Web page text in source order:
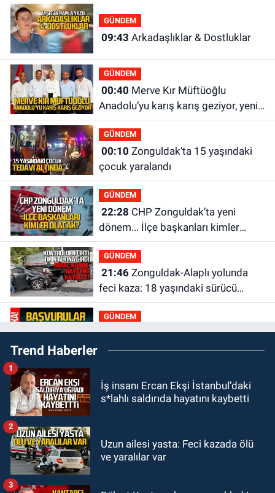
GÜNDEM
09:43 Arkadaşlıklar & Dostluklar
GÜNDEM
00:40
Anadolu’yu karış karış geziyor, yeni
yapılanmaları şekillendiriyor
GÜNDEM
00:10
çocuk yaralandı
GÜNDEM
22:28
dönem... İlçe başkanları kimler
olacak?
GÜNDEM
21:46Zonguldak-Alaplı yolunda
feci kaza: 18 yaşındaki sürücü
hayatını kaybetti
GÜNDEM
21:29Başvurular başladı: 3 bin
250 kişi alınacak
19:56Otomobille çarpışan
bisikletli ağır yaralandı
19:46Cumhurbaşkanı Erdoğan’ın
Trend Haberler
İş insanı Ercan Ekşi İstanbul’daki
s*lahlı saldırıda hayatını kaybetti
1
Uzun ailesi yasta: Feci kazada ölü
ve yaralılar var
2
3